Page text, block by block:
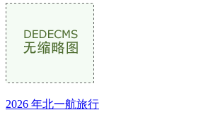
2026 年北一航旅行